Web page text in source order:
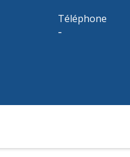
Téléphone
-